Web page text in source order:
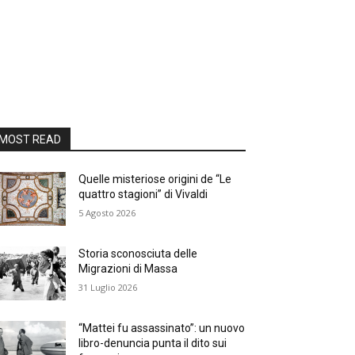
READ
Quelle misteriose origini de “Le
quattro stagioni” di Vivaldi
5 Agosto 2026
Storia sconosciuta delle
Migrazioni di Massa
31 Luglio 2026
“Mattei fu assassinato”: un nuovo
libro-denuncia punta il dito sui